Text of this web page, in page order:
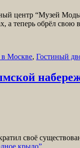
центр “Музей
а теперь обрёл
Москве, Гостиный
своё
крыло”